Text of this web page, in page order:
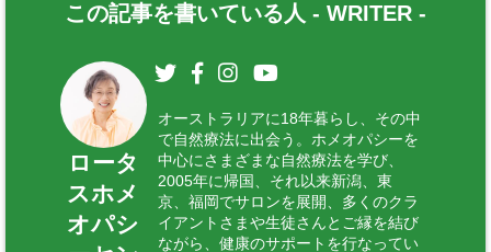
この記事を書いている人 - WRITER -
ロータ
スホメ
オパシ
オーストラリアに18年暮らし、その中
で自然療法に出会う。ホメオパシーを
中心にさまざまな自然療法を学び、
2005年に帰国、それ以来新潟、東
京、福岡でサロンを展開、多くのクラ
イアントさまや生徒さんとご縁を結び
ながら、健康のサポートを行なってい